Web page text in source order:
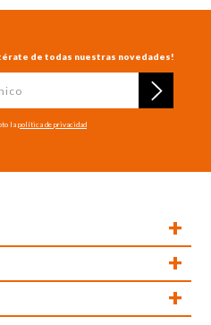
de todas nuestras novedades!
lapolítica de privacidad
+
+
+